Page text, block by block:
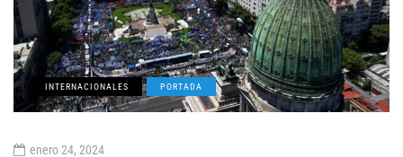
INTERNACIONALES PORTADA
enero 24, 2024